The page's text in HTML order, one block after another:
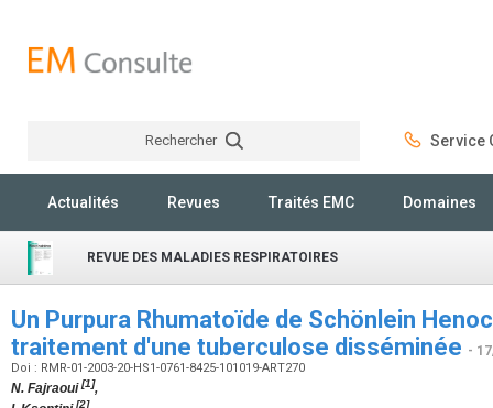
Rechercher Service
Actualités Revues Traités EMC Domaines
REVUE DES MALADIES RESPIRATOIRES
Un Purpura Rhumatoïde de Schönlein
traitement d'une tuberculose disséminée -
Doi : RMR-01-2003-20-HS1-0761-8425-101019-ART270
N. Fajraoui[1],
[2]